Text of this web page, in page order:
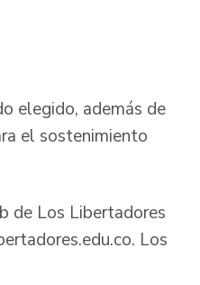
elegido, además de
el sostenimiento
de Los Libertadores
Los